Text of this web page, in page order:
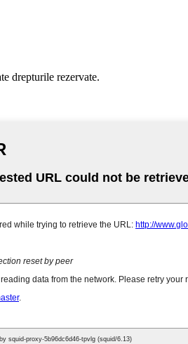
drepturile rezervate.